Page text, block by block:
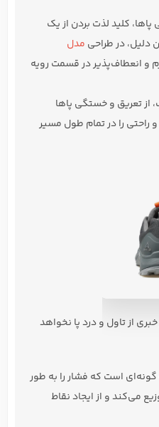
کلید لذت بردن از یک
دلیل، در طراحی مدل
و انعطاف‌پذیر در قسمت رویه
از تعریق و خستگی پاها
را در تمام طول مسیر
خبری از تاول و درد پا نخواهد
است که فشار را به طور
می‌کند و از ایجاد نقاط